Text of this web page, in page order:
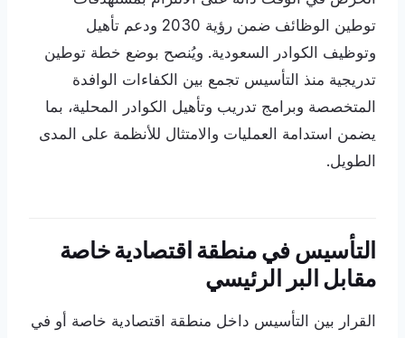
توطين الوظائف ضمن رؤية 2030 ودعم تأهيل
وتوظيف الكوادر السعودية. ويُنصح بوضع خطة توطين
تدريجية منذ التأسيس تجمع بين الكفاءات الوافدة
المتخصصة وبرامج تدريب وتأهيل الكوادر المحلية، بما
يضمن استدامة العمليات والامتثال للأنظمة على المدى
الطويل.
التأسيس في منطقة اقتصادية خاصة
مقابل البر الرئيسي
القرار بين التأسيس داخل منطقة اقتصادية خاصة أو في